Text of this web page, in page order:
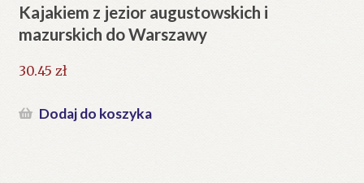
Kajakiem z jezior augustowskich i
mazurskich do Warszawy
30.45 zł
Dodaj do koszyka